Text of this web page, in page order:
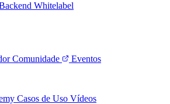
Whitelabel
Comunidade
Eventos
Casos de Uso Vídeos